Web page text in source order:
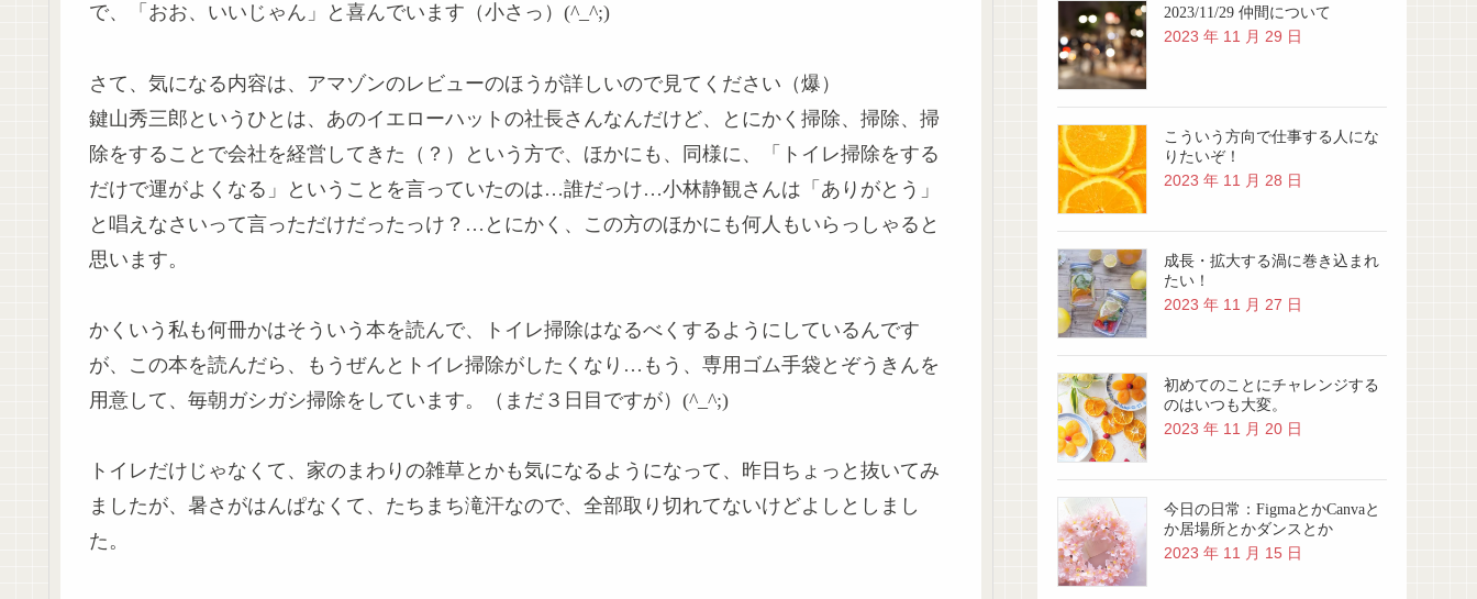
で、「おお、いいじゃん」と喜んでいます（小さっ）(^_^;)
さて、気になる内容は、アマゾンのレビューのほうが詳しいので見てください（爆）
鍵山秀三郎というひとは、あのイエローハットの社長さんなんだけど、とにかく掃除、掃除、掃
除をすることで会社を経営してきた（？）という方で、ほかにも、同様に、「トイレ掃除をする
だけで運がよくなる」ということを言っていたのは…誰だっけ…小林静観さんは「ありがとう」
と唱えなさいって言っただけだったっけ？…とにかく、この方のほかにも何人もいらっしゃると
思います。
かくいう私も何冊かはそういう本を読んで、トイレ掃除はなるべくするようにしているんです
が、この本を読んだら、もうぜんとトイレ掃除がしたくなり…もう、専用ゴム手袋とぞうきんを
用意して、毎朝ガシガシ掃除をしています。（まだ３日目ですが）(^_^;)
トイレだけじゃなくて、家のまわりの雑草とかも気になるようになって、昨日ちょっと抜いてみ
ましたが、暑さがはんぱなくて、たちまち滝汗なので、全部取り切れてないけどよしとしまし
た。
2023/11/29 仲間について
2023 年 11 月 29 日
こういう方向で仕事する人にな
りたいぞ！
2023 年 11 月 28 日
成長・拡大する渦に巻き込まれ
たい！
2023 年 11 月 27 日
初めてのことにチャレンジする
のはいつも大変。
2023 年 11 月 20 日
今日の日常：FigmaとかCanvaと
か居場所とかダンスとか
2023 年 11 月 15 日